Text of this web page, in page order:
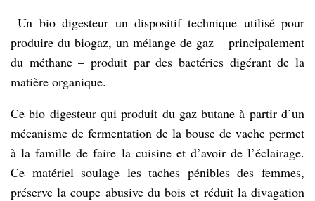
Un bio digesteur un dispositif technique utilisé pour
produire du biogaz, un mélange de gaz – principalement
du méthane – produit par des bactéries digérant de la
matière organique.
Ce bio digesteur qui produit du gaz butane à partir d’un
mécanisme de fermentation de la bouse de vache permet
à la famille de faire la cuisine et d’avoir de l’éclairage.
Ce matériel soulage les taches pénibles des femmes,
préserve la coupe abusive du bois et réduit la divagation